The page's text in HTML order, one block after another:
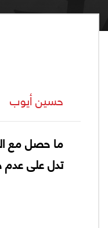
حسين أيوب
ما حصل مع
تدل على عدم